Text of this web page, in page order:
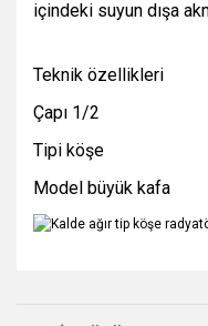
içindeki suyun dışa
Teknik özellikleri
Çapı 1/2
Tipi köşe
Model büyük kafa
kullanarak tarafımıza